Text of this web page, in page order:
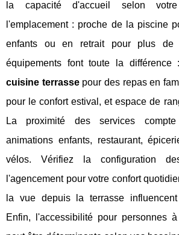
la capacité d'accueil selon
l'emplacement : proche de la piscine
enfants ou en retrait pour plus de
équipements font toute la différence
cuisine terrassepour des repas en
pour le confort estival, et espace de
La proximité des services
animations enfants, restaurant,
vélos. Vérifiez la configuration
l'agencement pour votre confort
la vue depuis la terrasse
Enfin, l'accessibilité pour personnes